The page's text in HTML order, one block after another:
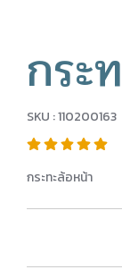
กระ
SKU : 110200163
กระทะล้อหน้า